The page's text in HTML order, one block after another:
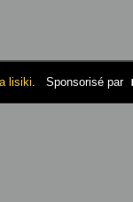
lisiki. Sponsorisé par